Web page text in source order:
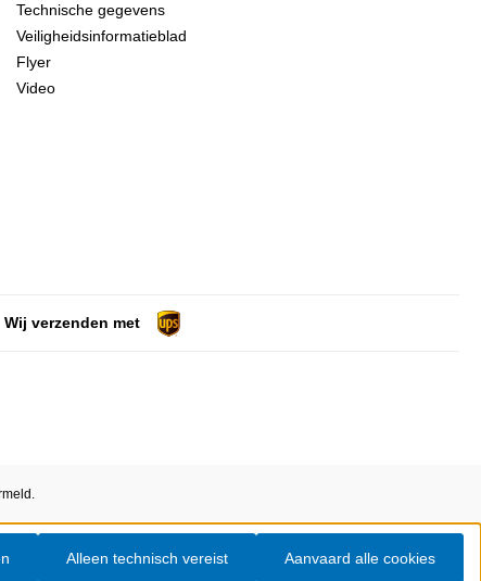
Technische gegevens
Veiligheidsinformatieblad
Flyer
Video
Wij verzenden met
Alleen technisch vereist Aanvaard alle cookies